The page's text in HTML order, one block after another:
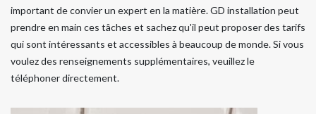
important de convier un expert en la matière. GD installation peut
prendre en main ces tâches et sachez qu'il peut proposer des tarifs
qui sont intéressants et accessibles à beaucoup de monde. Si vous
voulez des renseignements supplémentaires, veuillez le
téléphoner directement.